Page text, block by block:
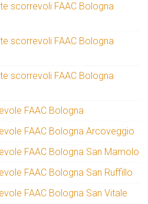
scorrevoli FAAC Bologna
scorrevoli FAAC Bologna
scorrevoli FAAC Bologna
FAAC Bologna
FAAC Bologna Arcoveggio
FAAC Bologna San Mamolo
FAAC Bologna San Ruffillo
FAAC Bologna San Vitale